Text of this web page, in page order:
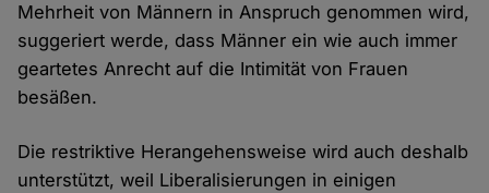
Mehrheit von Männern in Anspruch genommen wird,
suggeriert werde, dass Männer ein wie auch immer
geartetes Anrecht auf die Intimität von Frauen
besäßen.
Die restriktive Herangehensweise wird auch deshalb
unterstützt, weil Liberalisierungen in einigen